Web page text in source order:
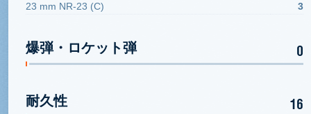
23 mm NR-23 (C) 3
爆弾・ロケット弾 0
耐久性 16